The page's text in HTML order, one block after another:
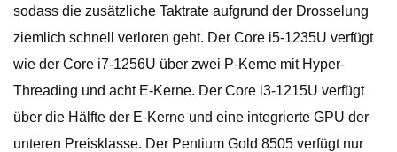
sodass die zusätzliche Taktrate aufgrund der Drosselung
ziemlich schnell verloren geht. Der Core i5-1235U verfügt
wie der Core i7-1256U über zwei P-Kerne mit Hyper-
Threading und acht E-Kerne. Der Core i3-1215U verfügt
über die Hälfte der E-Kerne und eine integrierte GPU der
unteren Preisklasse. Der Pentium Gold 8505 verfügt nur